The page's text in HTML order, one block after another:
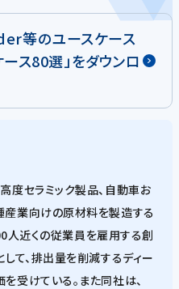
等のユースケース
ス80選」をダウンロ
度セラミック製品、自動車お
産業向けの原材料を製造する
人近くの従業員を雇用する創
て、排出量を削減するディー
受けている。また同社は、